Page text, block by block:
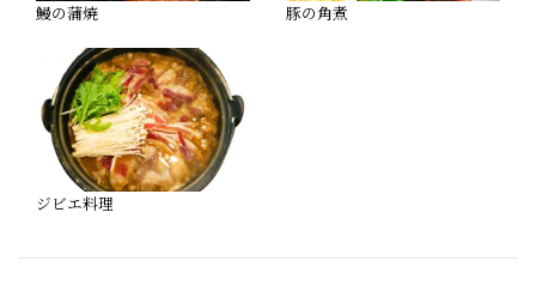
鰻の蒲焼 豚の角煮
ジビエ料理